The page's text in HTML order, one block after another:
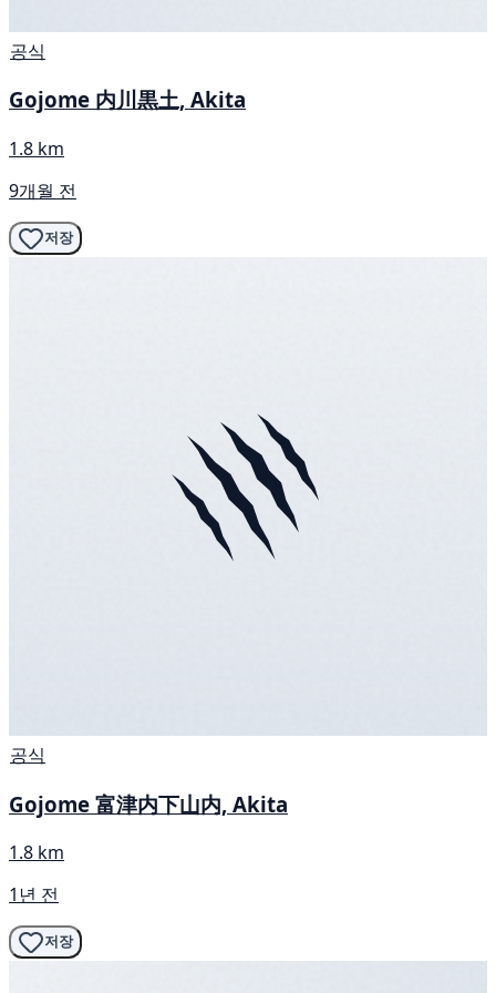
공식
Gojome 内川黒土, Akita
1.8 km
9개월 전
저장
공식
Gojome 富津内下山内, Akita
1.8 km
1년 전
저장